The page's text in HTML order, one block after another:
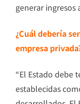
generar ingresos
¿Cuál debería
empresa
“El Estado debe
establecidas